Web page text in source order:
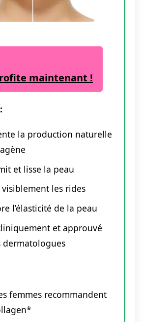
maintenant !
la production naturelle
et lisse la peau
visiblement les rides
l’élasticité de la peau
et approuvé
dermatologues
femmes recommandent